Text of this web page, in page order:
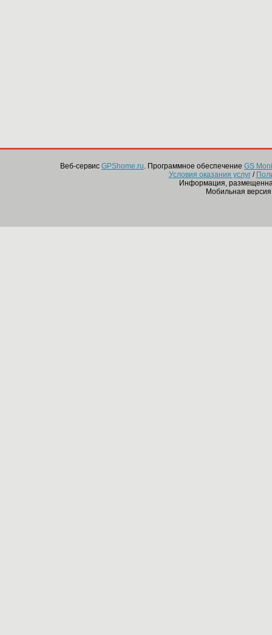
Веб-сервис GPShome.ru. Программное обеспечение GS
Условия оказания услуг/
Информация,
Мобильная